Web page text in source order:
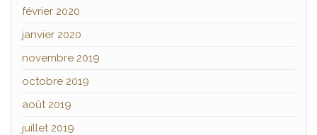
février 2020
janvier 2020
novembre 2019
octobre 2019
août 2019
juillet 2019